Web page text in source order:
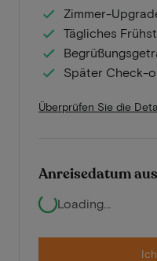
Zimmer-
Tägliches
Später Check-
Überprüfen Sie die
Anreisedatum
Loading...